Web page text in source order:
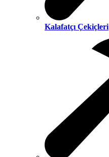
Kalafatçı Çekiçleri